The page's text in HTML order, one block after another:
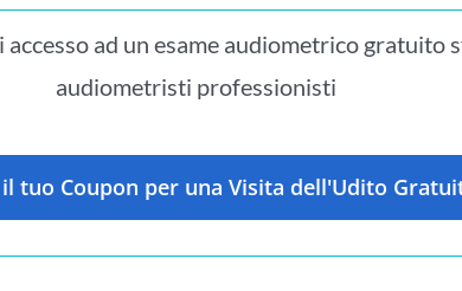
accesso ad un esame audiometrico gratuito
audiometristi professionisti
tuo Coupon per una Visita dell'Udito